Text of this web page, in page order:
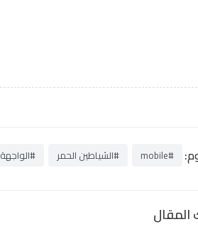
#mobile #الشياطين الحمر #الواجهة
المقال